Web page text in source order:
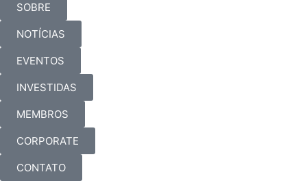
SOBRE
NOTÍCIAS
EVENTOS
INVESTIDAS
MEMBROS
CORPORATE
CONTATO